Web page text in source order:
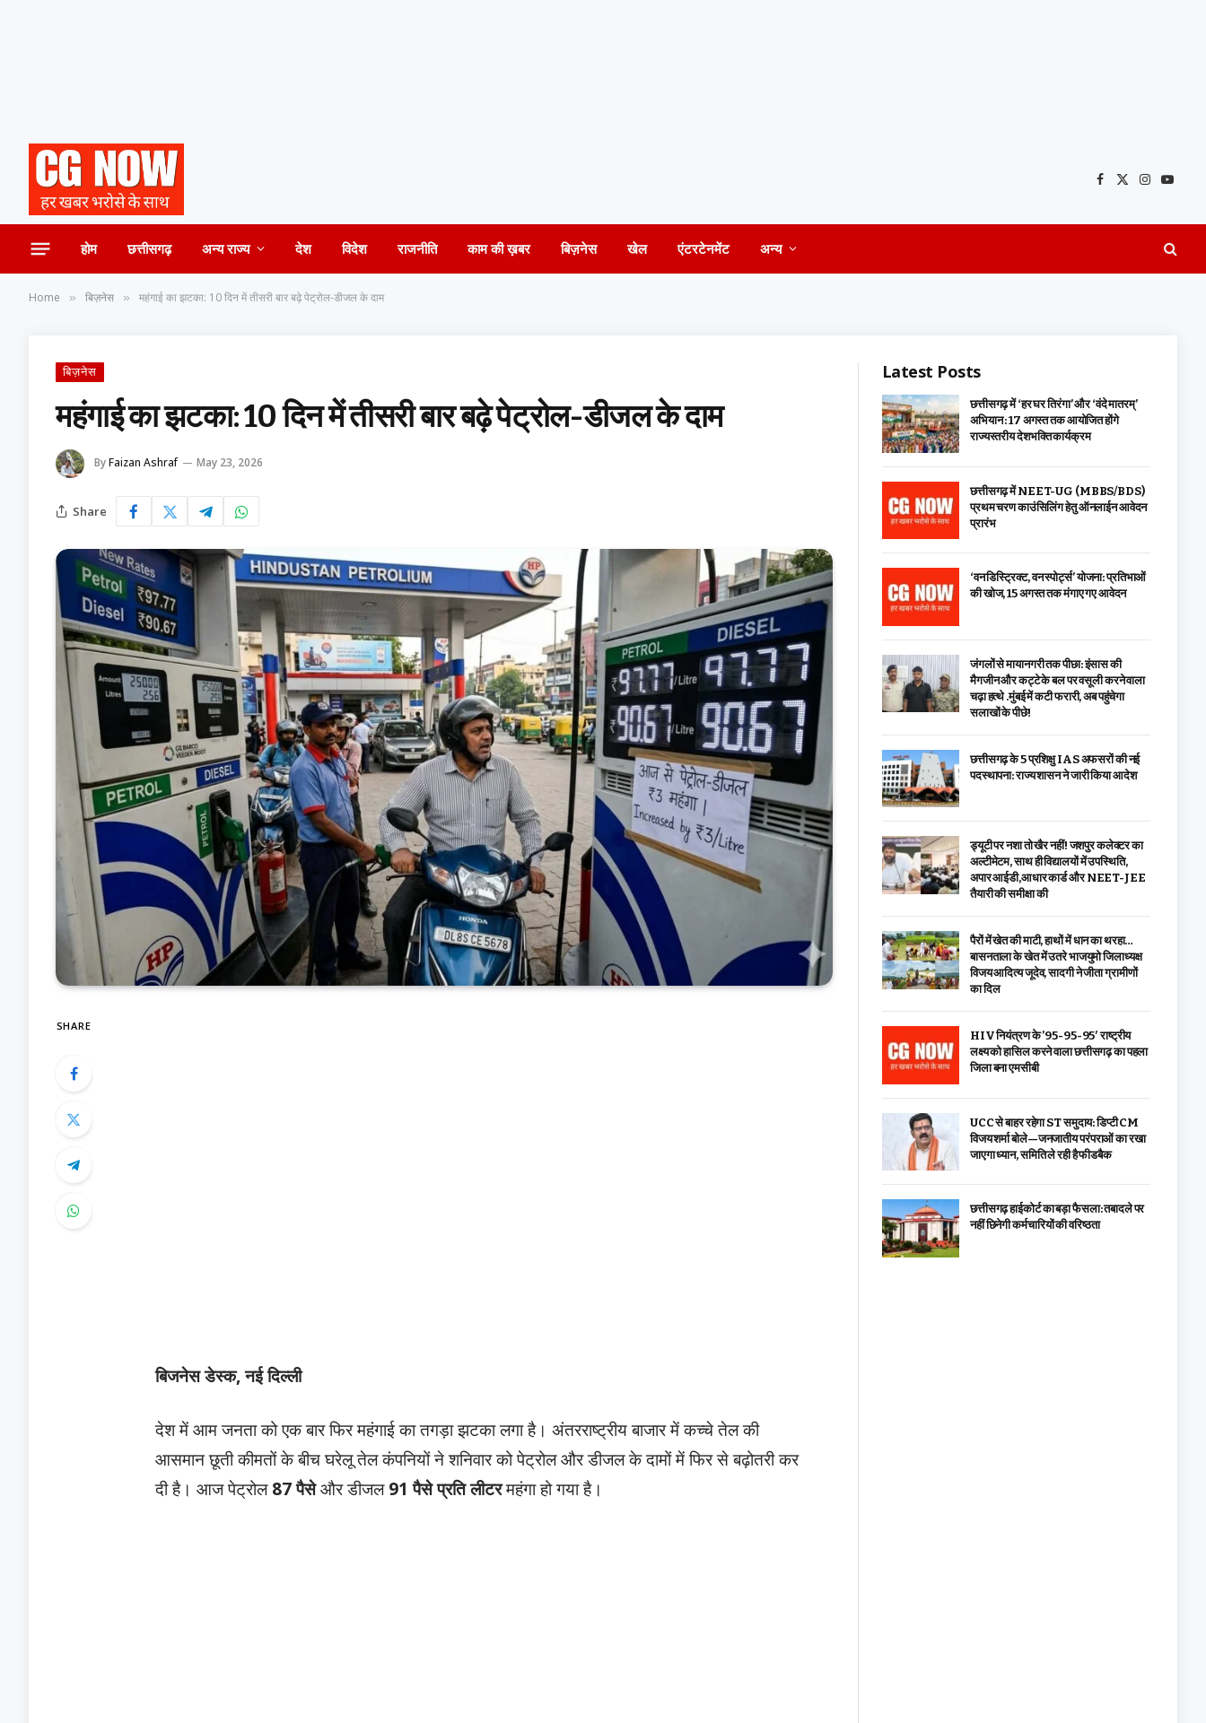
Facebook
X
Instagram
होम छत्तीसगढ़ अन्य राज्य देश विदेश राजनीति काम की ख़बर बिज़नेस खेल एंटरटेनमेंट अन्य
Home » बिज़नेस » महंगाई का झटका: 10 दिन में तीसरी बार बढ़े पेट्रोल-डीजल के दाम
बिज़नेस
महंगाई का झटका: 10 दिन में तीसरी बार बढ़े पेट्रोल-डीजल के दाम
ByFaizan Ashraf May 23, 2026
Share
SHARE
बिजनेस डेस्क, नई दिल्ली
देश में आम जनता को एक बार फिर महंगाई का तगड़ा झटका लगा है। अंतरराष्ट्रीय बाजार में कच्चे तेल की
आसमान छूती कीमतों के बीच घरेलू तेल कंपनियों ने शनिवार को पेट्रोल और डीजल के दामों में फिर से बढ़ोतरी कर
दी है। आज पेट्रोल87 पैसेऔर डीजल91 पैसे प्रति लीटरमहंगा हो गया है।
Latest Posts
छत्तीसगढ़ में ‘हर घर तिरंगा’ और ‘वंदे मातरम्’
अभियान : 17 अगस्त तक आयोजित होंगे
राज्यस्तरीय देशभक्ति कार्यक्रम
छत्तीसगढ़ में NEET-UG (MBBS/BDS)
प्रथम चरण काउंसिलिंग हेतु ऑनलाईन आवेदन
प्रारंभ
‘वन डिस्ट्रिक्ट, वन स्पोर्ट्स’ योजना: प्रतिभाओं
की खोज, 15 अगस्त तक मंगाए गए आवेदन
जंगलों से मायानगरी तक पीछा: इंसास की
मैगजीन और कट्टे के बल पर वसूली करने वाला
चढ़ा हत्थे .मुंबई में कटी फरारी, अब पहुंचेगा
सलाखों के पीछे!
छत्तीसगढ़ के 5 प्रशिक्षु IAS अफसरों की नई
पदस्थापना: राज्य शासन ने जारी किया आदेश
ड्यूटी पर नशा तो खैर नहीं! जशपुर कलेक्टर का
अल्टीमेटम, साथ ही विद्यालयों में उपस्थिति,
अपार आईडी,आधार कार्ड और NEET-JEE
तैयारी की समीक्षा की
पैरों में खेत की माटी, हाथों में धान का थरहा…
बासनताला के खेत में उतरे भाजयुमो जिलाध्यक्ष
विजय आदित्य जूदेव, सादगी ने जीता ग्रामीणों
का दिल
HIV नियंत्रण के ’95-95-95′ राष्ट्रीय
लक्ष्य को हासिल करने वाला छत्तीसगढ़ का पहला
जिला बना एमसीबी
UCC से बाहर रहेगा ST समुदाय: डिप्टी CM
विजय शर्मा बोले—जनजातीय परंपराओं का रखा
जाएगा ध्यान, समिति ले रही है फीडबैक
छत्तीसगढ़ हाईकोर्ट का बड़ा फैसला: तबादले पर
नहीं छिनेगी कर्मचारियों की वरिष्ठता